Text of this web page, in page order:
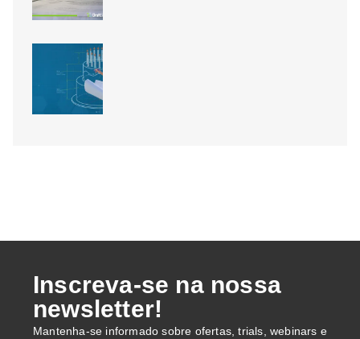
modelos RVT e IFC para pranchas
Inscreva-se na nossa
newsletter!
Mantenha-se informado sobre ofertas, trials, webinars e